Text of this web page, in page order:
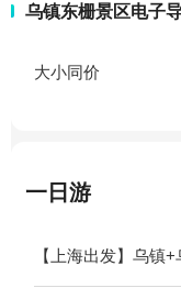
乌镇东栅景区电子
大小同价
一日游
【上海出发】乌镇